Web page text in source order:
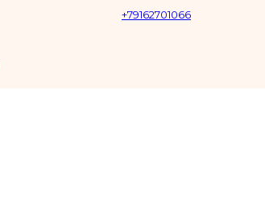
+79162701066